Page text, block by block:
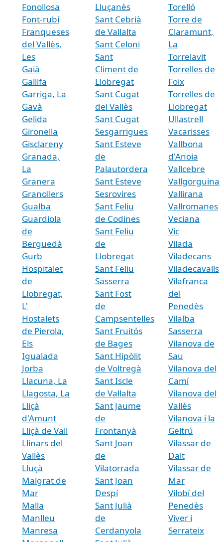
Fonollosa
Font-rubí
Franqueses
del Vallès,
Les
Gaià
Gallifa
Garriga, La
Gavà
Gelida
Gironella
Gisclareny
Granada,
La
Granera
Granollers
Gualba
Guardiola
de
Berguedà
Gurb
Hospitalet
de
Llobregat,
L'
Hostalets
de Pierola,
Els
Igualada
Jorba
Llacuna, La
Llagosta, La
Lliçà
d'Amunt
Lliçà de Vall
Llinars del
Vallès
Lluçà
Malgrat de
Mar
Malla
Manlleu
Manresa
Lluçanès
Sant Cebrià
de Vallalta
Sant Celoni
Sant
Climent de
Llobregat
Sant Cugat
del Vallès
Sant Cugat
Sesgarrigues
Sant Esteve
de
Palautordera
Sant Esteve
Sesrovires
Sant Feliu
de Codines
Sant Feliu
de
Llobregat
Sant Feliu
Sasserra
Sant Fost
de
Campsentelles
Sant Fruitós
de Bages
Sant Hipòlit
de Voltregà
Sant Iscle
de Vallalta
Sant Jaume
de
Frontanyà
Sant Joan
de
Vilatorrada
Sant Joan
Despí
Sant Julià
de
Cerdanyola
Torelló
Torre de
Claramunt,
La
Torrelavit
Torrelles de
Foix
Torrelles de
Llobregat
Ullastrell
Vacarisses
Vallbona
d'Anoia
Vallcebre
Vallgorguina
Vallirana
Vallromanes
Veciana
Vic
Vilada
Viladecans
Viladecavalls
Vilafranca
del
Penedès
Vilalba
Sasserra
Vilanova de
Sau
Vilanova del
Camí
Vilanova del
Vallès
Vilanova i la
Geltrú
Vilassar de
Dalt
Vilassar de
Mar
Vilobí del
Penedès
Viver i
Serrateix